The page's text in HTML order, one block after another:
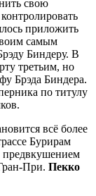
свою
приложить
самым
Биндеру. В
третьим, но
Брэда Биндера.
по титулу
всё более
Бурирам
предвкушением
При. Пекко